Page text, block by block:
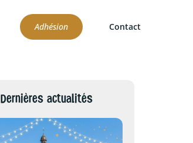
Adhésion Contact
Dernières actualités